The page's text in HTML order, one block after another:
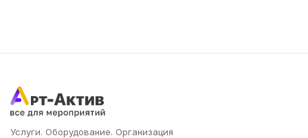
Услуги. Оборудование. Организация